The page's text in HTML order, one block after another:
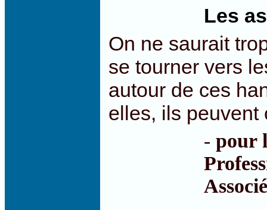
Les
On ne saurait
se tourner vers
autour de ces
elles, ils peuvent
- pour